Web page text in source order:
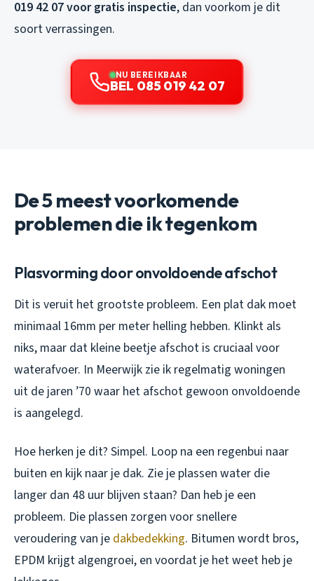
019 42 07 voor gratis inspectie, dan voorkom je dit
soort verrassingen.
NU BEREIKBAAR
BEL 085 019 42 07
De 5 meest voorkomende
problemen die ik tegenkom
Plasvorming door onvoldoende afschot
Dit is veruit het grootste probleem. Een plat dak moet
minimaal 16mm per meter helling hebben. Klinkt als
niks, maar dat kleine beetje afschot is cruciaal voor
waterafvoer. In Meerwijk zie ik regelmatig woningen
uit de jaren ’70 waar het afschot gewoon onvoldoende
is aangelegd.
Hoe herken je dit? Simpel. Loop na een regenbui naar
buiten en kijk naar je dak. Zie je plassen water die
langer dan 48 uur blijven staan? Dan heb je een
probleem. Die plassen zorgen voor snellere
veroudering van je dakbedekking. Bitumen wordt bros,
EPDM krijgt algengroei, en voordat je het weet heb je